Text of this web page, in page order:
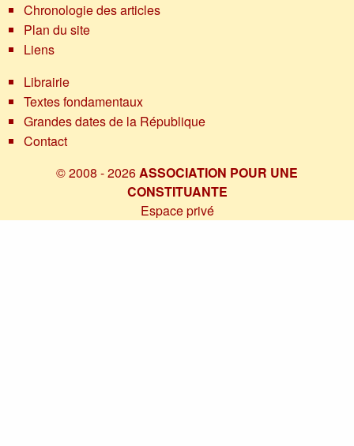
Chronologie des articles
Plan du site
Liens
Librairie
Textes fondamentaux
Grandes dates de la République
Contact
© 2008 - 2026ASSOCIATION POUR UNE
CONSTITUANTE
Espace privé